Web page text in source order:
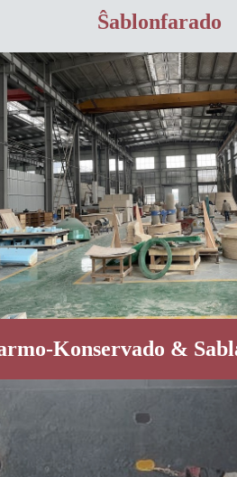
Ŝablonfarado
Konservado &